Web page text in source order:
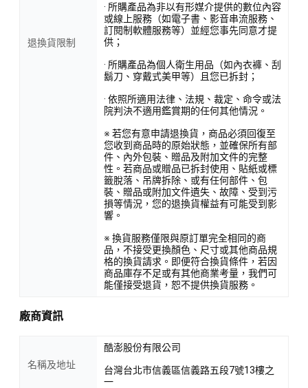
退換貨限制
· 所購產品為非以有形媒介提供的數位內容
或線上服務（如電子書、影音串流服務、
訂閱制軟體服務等）並經您事先同意才提
供；
· 所購產品為個人衛生用品（如內衣褲、刮
鬍刀、穿戴式美甲等）且您已拆封；
· 依照所適用法律、法規、裁定、命令或法
院判決不適用鑑賞期的任何其他情況。
※ 若您有意申請退換貨，商品必須回復至
您收到商品時的原始狀態，並確保所有部
件、內外包裝、贈品及附加文件的完整
性。若商品或贈品已拆封使用、貼紙或標
籤脫落、吊牌拆除、或有任何部件、包
裝、贈品或附加文件遺失、故障、受到污
損等情況，您的退換貨權益有可能受到影
響。
※ 換貨服務僅限與原訂單完全相同的商
品，不接受更換顏色、尺寸或其他商品規
格的換貨請求。即便符合換貨條件，若因
商品庫存不足或有其他商業考量，我們可
能僅接受退貨，恕不提供換貨服務。
廠商資訊
名稱及地址
酷澎股份有限公司
台灣台北市信義區信義路五段7號13樓之
一